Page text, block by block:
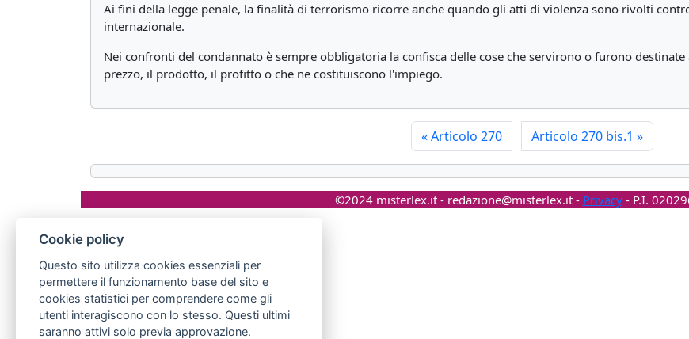
Ai fini della legge penale, la finalità di terrorismo ricorre anche quando gli atti di violenza sono rivolti
internazionale.
Nei confronti del condannato è sempre obbligatoria la confisca delle cose che servirono o furono
prezzo, il prodotto, il profitto o che ne costituiscono l'impiego.
«Articolo 270 Articolo 270 bis.1 »
©2024 misterlex.it - redazione@misterlex.it- Privacy- P.I.
Cookie policy
Questo sito utilizza cookies essenziali per
permettere il funzionamento base del sito e
cookies statistici per comprendere come gli
utenti interagiscono con lo stesso. Questi ultimi
saranno attivi solo previa approvazione.